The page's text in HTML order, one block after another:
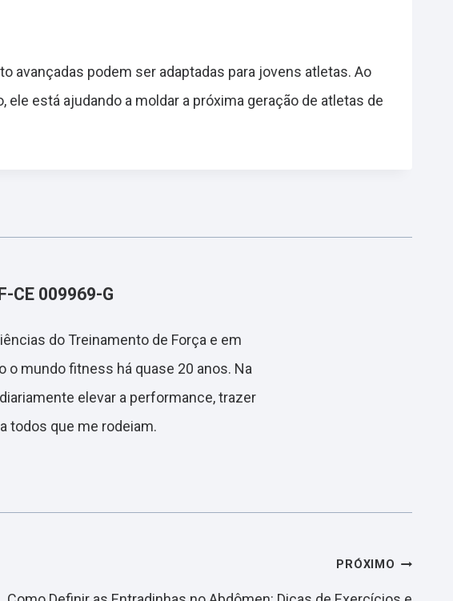
avançadas podem ser adaptadas para jovens atletas. Ao
está ajudando a moldar a próxima geração de atletas de
CE 009969-G
do Treinamento de Força e em
o mundo fitness há quase 20 anos. Na
elevar a performance, trazer
todos que me rodeiam.
PRÓXIMO